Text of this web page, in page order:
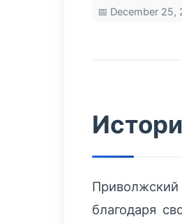
📅 December 25,
благодаря